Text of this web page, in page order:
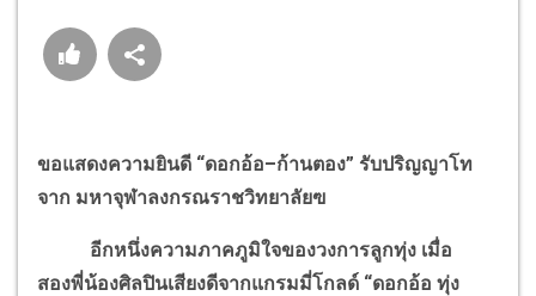
ขอแสดงความยินดี “ดอกอ้อ–ก้านตอง” รับปริญญาโท
จาก มหาจุฬาลงกรณราชวิทยาลัยฃ
อีกหนึ่งความภาคภูมิใจของวงการลูกทุ่ง เมื่อ
สองพี่น้องศิลปินเสียงดีจากแกรมมี่โกลด์ “ดอกอ้อ ทุ่ง